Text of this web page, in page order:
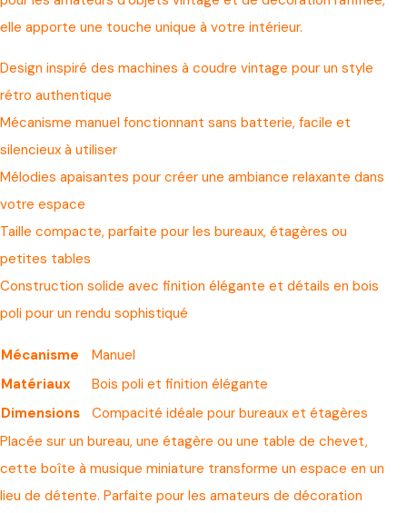
elle apporte une touche unique à votre intérieur.
Design inspiré des machines à coudre vintage pour un style
rétro authentique
Mécanisme manuel fonctionnant sans batterie, facile et
silencieux à utiliser
Mélodies apaisantes pour créer une ambiance relaxante dans
votre espace
Taille compacte, parfaite pour les bureaux, étagères ou
petites tables
Construction solide avec finition élégante et détails en bois
poli pour un rendu sophistiqué
Mécanisme
Manuel
Matériaux
Bois poli et finition élégante
Dimensions
Compacité idéale pour bureaux et étagères
Placée sur un bureau, une étagère ou une table de chevet,
cette boîte à musique miniature transforme un espace en un
lieu de détente. Parfaite pour les amateurs de décoration